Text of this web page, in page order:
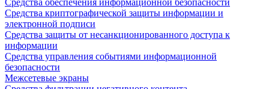
Средства обеспечения информационной безопасности
Средства криптографической защиты информации и
электронной подписи
Средства защиты от несанкционированного доступа к
информации
Средства управления событиями информационной
безопасности
Межсетевые экраны